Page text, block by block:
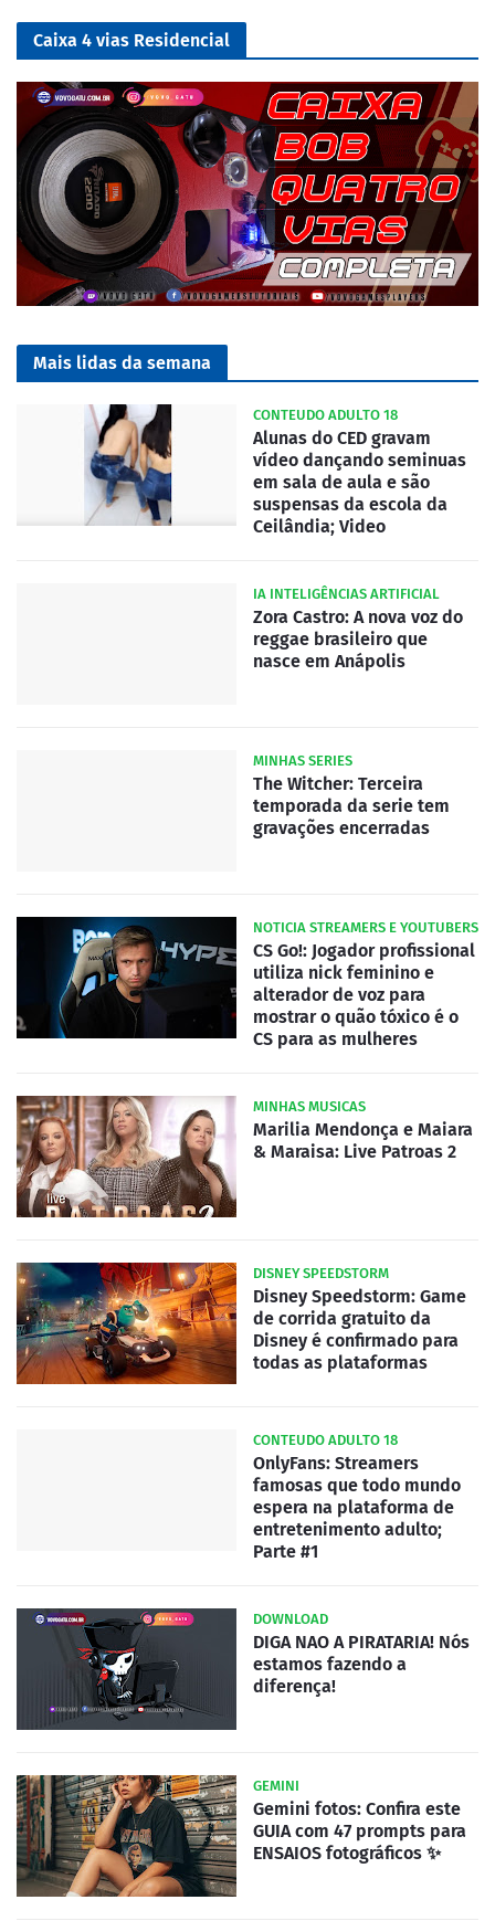
Caixa 4 vias Residencial
Mais lidas da semana
CONTEUDO ADULTO 18
Alunas do CED gravam
vídeo dançando seminuas
em sala de aula e são
suspensas da escola da
Ceilândia; Video
IA INTELIGÊNCIAS ARTIFICIAL
Zora Castro: A nova voz do
reggae brasileiro que
nasce em Anápolis
MINHAS SERIES
The Witcher: Terceira
temporada da serie tem
gravações encerradas
NOTICIA STREAMERS E YOUTUBERS
CS Go!: Jogador profissional
utiliza nick feminino e
alterador de voz para
mostrar o quão tóxico é o
CS para as mulheres
MINHAS MUSICAS
Marilia Mendonça e Maiara
& Maraisa: Live Patroas 2
DISNEY SPEEDSTORM
Disney Speedstorm: Game
de corrida gratuito da
Disney é confirmado para
todas as plataformas
CONTEUDO ADULTO 18
OnlyFans: Streamers
famosas que todo mundo
espera na plataforma de
entretenimento adulto;
Parte #1
DOWNLOAD
DIGA NAO A PIRATARIA! Nós
estamos fazendo a
diferença!
GEMINI
Gemini fotos: Confira este
GUIA com 47 prompts para
ENSAIOS fotográficos ✨